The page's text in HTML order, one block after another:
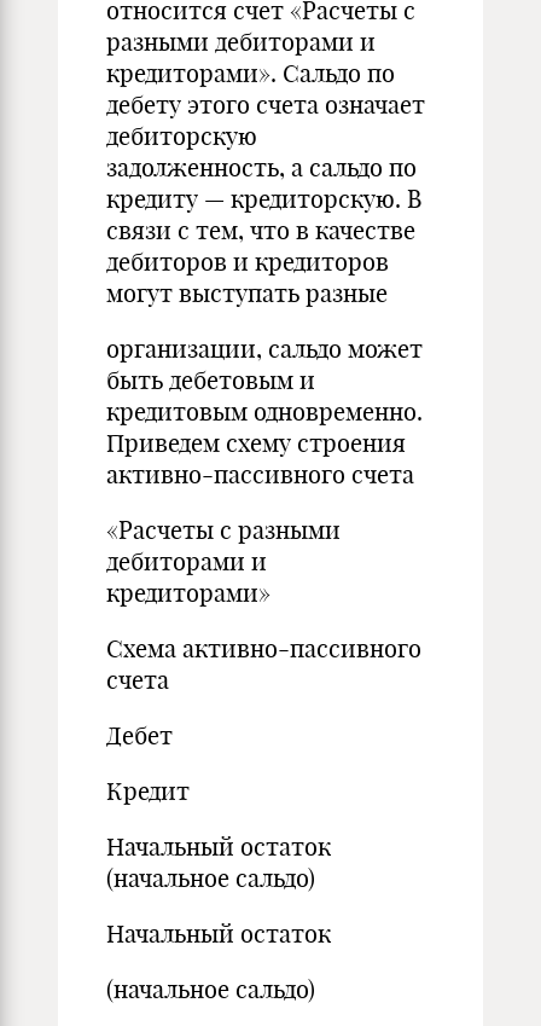
относится счет «Расчеты с
разными дебиторами и
кредиторами». Сальдо по
дебету этого счета означает
дебиторскую
задолженность, а сальдо по
кредиту — кредиторскую. В
связи с тем, что в качестве
дебиторов и кредиторов
могут выступать разные
организации, сальдо может
быть дебетовым и
кредитовым одновременно.
Приведем схему строения
активно-пассивного счета
«Расчеты с разными
дебиторами и
кредиторами»
Схема активно-пассивного
счета
Дебет
Кредит
Начальный остаток
(начальное сальдо)
Начальный остаток
(начальное сальдо)